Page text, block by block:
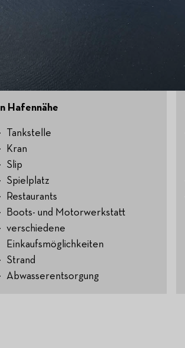
In Hafennähe
Tankstelle
Kran
Slip
Spielplatz
Restaurants
Boots- und Motorwerkstatt
verschiedene
Einkaufsmöglichkeiten
Strand
Abwasserentsorgung